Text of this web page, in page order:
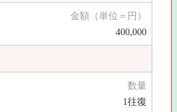
金額（単位＝円）
400,000
数量
1往復